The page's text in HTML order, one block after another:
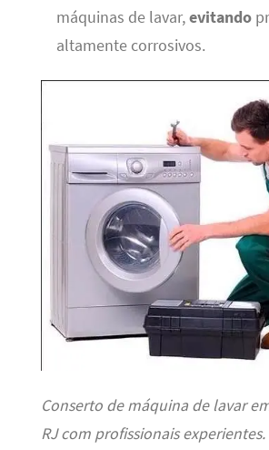
máquinas de lavar,evitando
altamente corrosivos.
Conserto de máquina de lavar
RJ com profissionais experientes.